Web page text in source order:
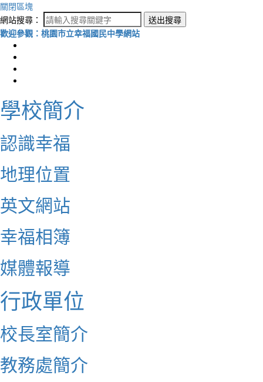
關閉區塊
網站搜尋：
送出搜尋
歡迎參觀：桃園市立幸福國民中學網站
學校簡介
認識幸福
地理位置
英文網站
幸福相簿
媒體報導
行政單位
校長室簡介
教務處簡介